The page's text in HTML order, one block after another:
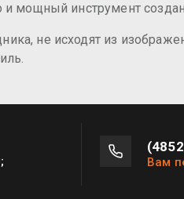
мощный инструмент
не исходят из
Вам